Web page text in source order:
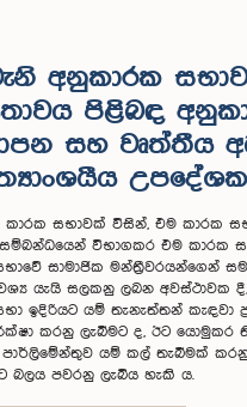
අනුකාරක
පිළිබඳ
සහ වෘත්තීය
සභාවක් විසින්, එම කාරක
සම්බන්ධයෙන් විභාගකර එම කාරක
සාමාජික මන්ත්‍රීවරයන්ගෙන්
යැයි සලකනු ලබන අවස්ථාවක
ඉදිරියට යම් තැනැත්තන් කැඳවා
කරනු ලැබීමට ද, ඊට යොමුකර
පාර්ලිමේන්තුව යම් කල් තැබීමක්
බලය පවරනු ලැබිය හැකි ය.